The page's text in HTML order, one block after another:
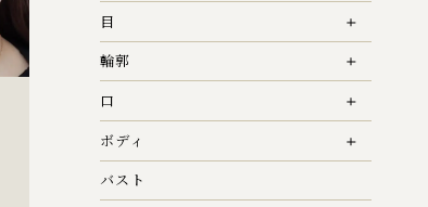
目
輪郭
口
ボディ
バスト